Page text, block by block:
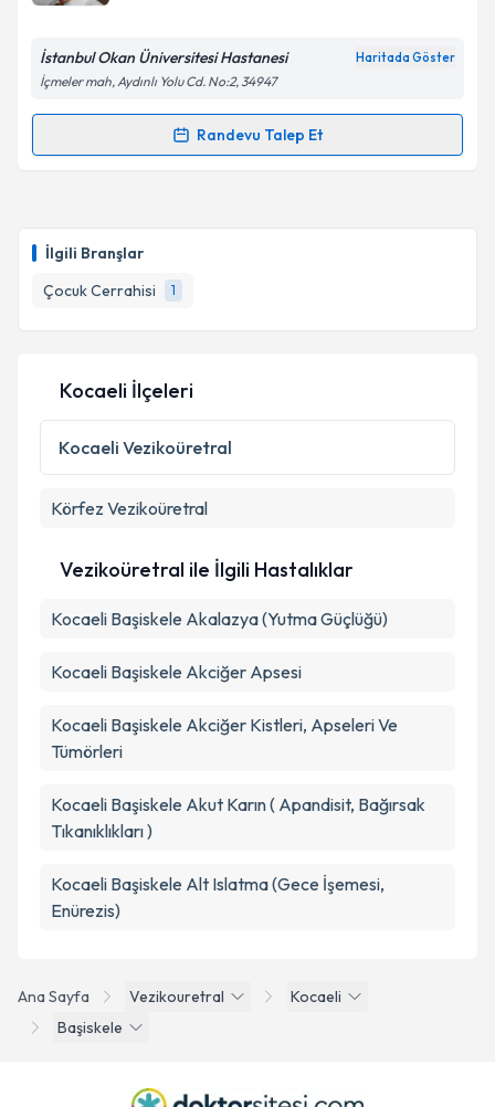
İlgili Branşlar
Çocuk Cerrahisi
1
İstanbul Okan Üniversitesi Hastanesi Haritada Göster
İçmeler mah, Aydınlı Yolu Cd. No:2, 34947
Randevu Talep Et
Randevu Takvimi Talebi
için bir takvim hazırlandığında e-posta ile
bilgilendireceğiz.
E-posta Adresiniz
Kişisel verilerimin işlenmesine ilişkin
Metni'ni okudum ve kişisel verilerimin belirtilen
Ana Sayfa Vezikouretral
Kocaeli
Başiskele
Kocaeli İlçeleri
Kocaeli Vezikoüretral
Körfez Vezikoüretral
Vezikoüretral ile İlgili Hastalıklar
Kocaeli Başiskele Akalazya (Yutma Güçlüğü)
Kocaeli Başiskele Akciğer Apsesi
Kocaeli Başiskele Akciğer Kistleri, Apseleri Ve
Tümörleri
Kocaeli Başiskele Akut Karın ( Apandisit, Bağırsak
Tıkanıklıkları )
Kocaeli Başiskele Alt Islatma (Gece İşemesi,
Enürezis)